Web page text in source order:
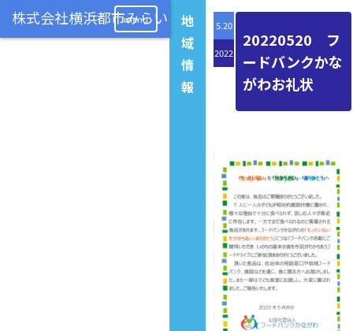
menu
地
域
情
報
5.20
2022
20220520 フ
ードバンクかな
がわお礼状